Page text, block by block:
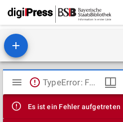
Mirador
Viewer
TypeError: Failed to fetch
Es ist ein Fehler aufgetreten